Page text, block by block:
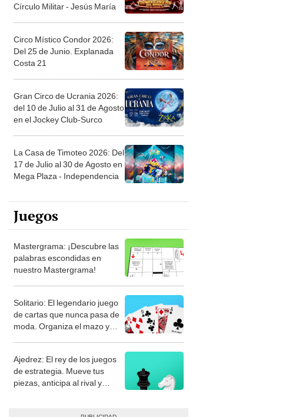
Círculo Militar - Jesús María
Circo Místico Condor 2026:
Del 25 de Junio. Explanada
Costa 21
Gran Circo de Ucrania 2026:
del 10 de Julio al 31 de Agosto
en el Jockey Club-Surco
La Casa de Timoteo 2026: Del
17 de Julio al 30 de Agosto en
Mega Plaza - Independencia
Juegos
Mastergrama: ¡Descubre las
palabras escondidas en
nuestro Mastergrama!
Solitario: El legendario juego
de cartas que nunca pasa de
moda. Organiza el mazo y
Ajedrez: El rey de los juegos
de estrategia. Mueve tus
piezas, anticipa al rival y